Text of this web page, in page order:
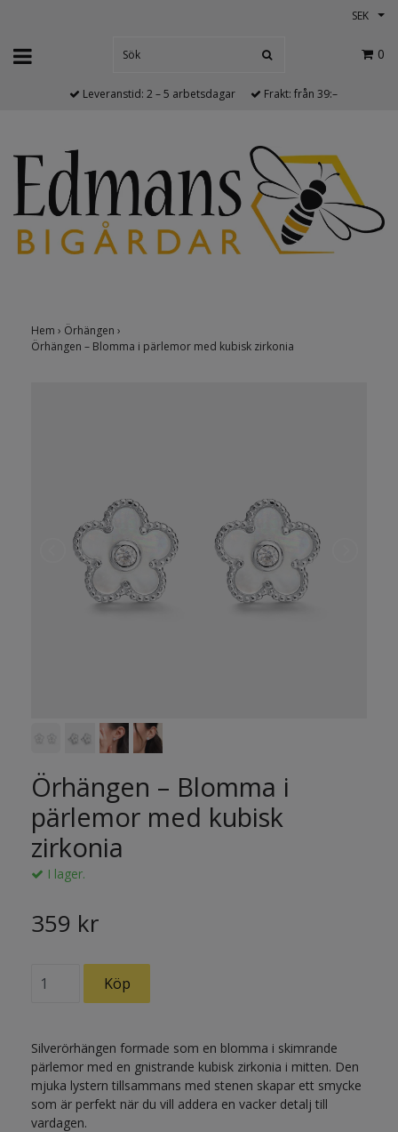
SEK
0
Leveranstid: 2 – 5 arbetsdagar Frakt: från 39:–
Hem › Örhängen ›
Örhängen – Blomma i pärlemor med kubisk zirkonia
Örhängen – Blomma i
pärlemor med kubisk
zirkonia
I lager.
359 kr
Silverörhängen formade som en blomma i skimrande
pärlemor med en gnistrande kubisk zirkonia i mitten. Den
mjuka lystern tillsammans med stenen skapar ett smycke
som är perfekt när du vill addera en vacker detalj till
vardagen.